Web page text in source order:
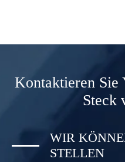
Kontaktieren
Steck
WIR
STELLEN